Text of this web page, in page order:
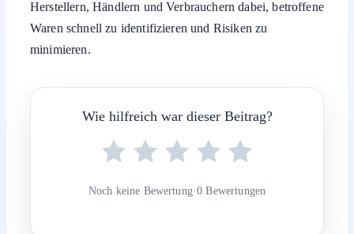
Herstellern, Händlern und Verbrauchern dabei, betroffene
Waren schnell zu identifizieren und Risiken zu
minimieren.
Wie hilfreich war dieser Beitrag?
Noch keine Bewertung·0 Bewertungen